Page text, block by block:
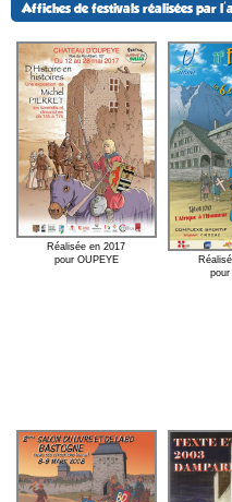
Affiches de festivals réalisées par
Réalisée en 2017
pour OUPEYE